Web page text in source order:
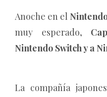
Anoche en el
muy esperado,
Nintendo Switch y a
La compañía